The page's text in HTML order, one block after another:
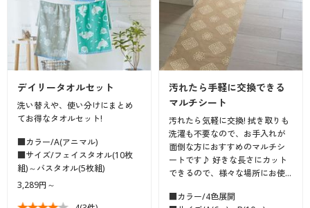
デイリータオルセット
洗い替えや、使い分けにまとめ
てお得なタオルセット!
■カラー/A(アニマル)
■サイズ/フェイスタオル(10枚
組)～バスタオル(5枚組)
3,289円～
汚れたら手軽に交換できる
マルチシート
汚れたら気軽に交換! 拭き取りも
洗濯も不要なので、お手入れが
面倒な方におすすめのマルチシ
ートです♪ 好きな長さにカット
できるので、様々な場所にお使…
■カラー/4色展開